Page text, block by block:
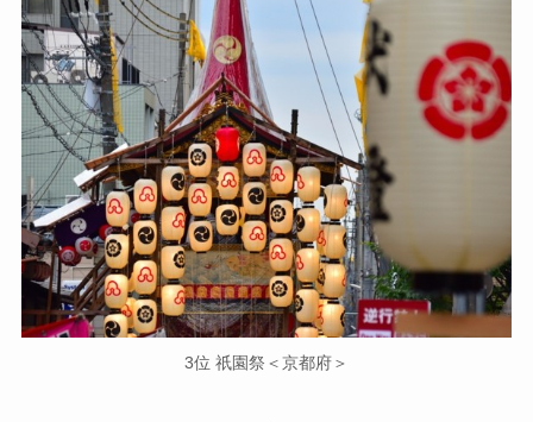
3位 祇園祭＜京都府＞